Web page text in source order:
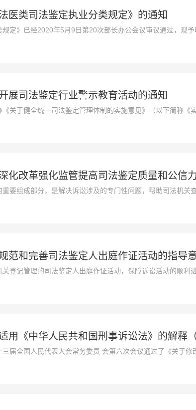
医类司法鉴定执业分类规定》的通知
规定》已经2020年5月9日第20次部长办公会议审议通过，现予
展司法鉴定行业警示教育活动的通知
关于健全统一司法鉴定管理体制的实施意见》（以下简称《
崭新的行业形象和更优异的成绩迎接新中国成立70周年，针
化改革强化监管提高司法鉴定质量和公信
要组成部分，是解决诉讼涉及的专门性问题，帮助司法机关
平正义、全面推进依法治国具有重要意义。为深入贯彻落实
范和完善司法鉴定人出庭作证活动的指导
登记管理的司法鉴定人出庭作证活动，保障诉讼活动的顺利
定本指导意见。
用《中华人民共和国刑事诉讼法》的解释
结合人民 法院审判工作实际，制定本解释。